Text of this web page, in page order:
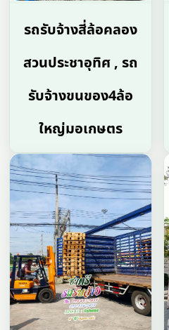
รถรับจ้างสี่ล้อคลอง
สวนประชาอุทิศ , รถ
รับจ้างขนของ4ล้อ
ใหญ่มอเกษตร